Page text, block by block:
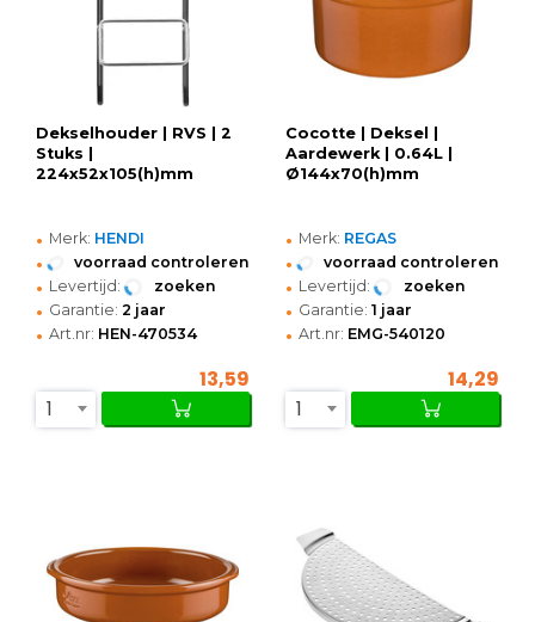
Dekselhouder | RVS | 2
Stuks |
224x52x105(h)mm
• Merk: HENDI
• voorraad controleren
• Levertijd: zoeken
• Garantie: 2 jaar
• Art.nr: HEN-470534
13,59
1
Cocotte | Deksel |
Aardewerk | 0.64L |
Ø144x70(h)mm
• Merk: REGAS
• voorraad controleren
• Levertijd: zoeken
• Garantie: 1 jaar
• Art.nr: EMG-540120
14,29
1